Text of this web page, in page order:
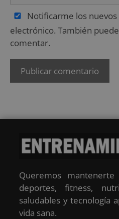
Notificarme los
electrónico. También
comentar.
Queremos
deportes, fitness,
saludables y tecnología
vida sana.